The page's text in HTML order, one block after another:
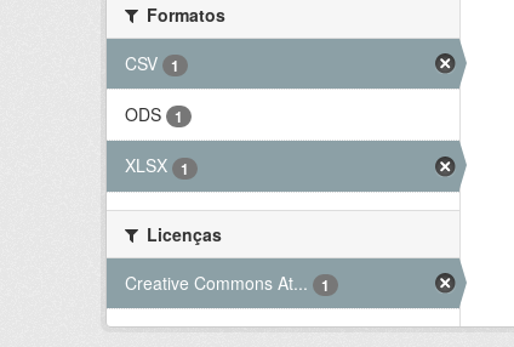
Formatos
CSV
1
ODS 1
XLSX 1
Licenças
Creative Commons At...
1